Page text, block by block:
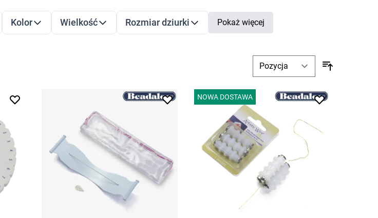
Kolor
filter
Wielkość
filter
Rozmiar dziurki
filter
Pokaż więcej
NOWA DOSTAWA